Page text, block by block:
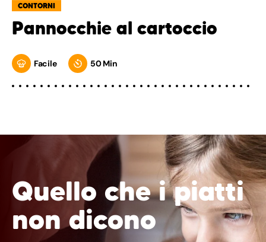
CONTORNI
Pannocchie al cartoccio
Facile 50 Min
Quello che i piatti
non dicono